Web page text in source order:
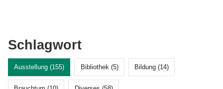
Schlagwort
Ausstellung (155) Bibliothek (5) Bildung (14)